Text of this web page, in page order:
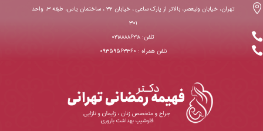

تهران، خیابان ولیعصر، بالاتر از پارک ساعی ، خیابان ۳۲ ، ساختمان یاس، طبقه ۳، واحد
۳۰۱
 تلفن: ۰۲۱۸۸۸۸۶۲۱۸
 نلفن همراه : ۰۹۳۵۹۵۶۳۳۶۰